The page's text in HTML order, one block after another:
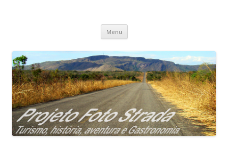
Projeto Foto Strada
Menu Pular
o
conteúdo